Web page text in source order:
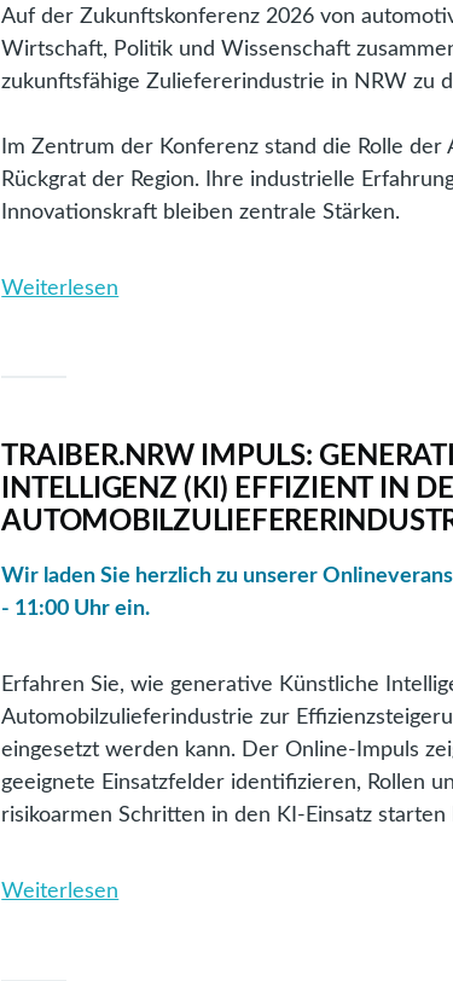
Auf der Zukunftskonferenz 2026 von
Wirtschaft, Politik und Wissenschaft
zukunftsfähige Zuliefererindustrie in NRW zu
Im Zentrum der Konferenz stand die Rolle
Rückgrat der Region. Ihre industrielle
Innovationskraft bleiben zentrale Stärken.
Weiterlesen
TRAIBER.NRW IMPULS:
INTELLIGENZ (KI) EFFIZIENT IN
Wir laden Sie herzlich zu unserer
- 11:00 Uhr ein.
Erfahren Sie, wie generative Künstliche
Automobilzulieferindustrie zur
eingesetzt werden kann. Der Online-Impuls
geeignete Einsatzfelder identifizieren, Rollen
risikoarmen Schritten in den KI-Einsatz starten
Weiterlesen